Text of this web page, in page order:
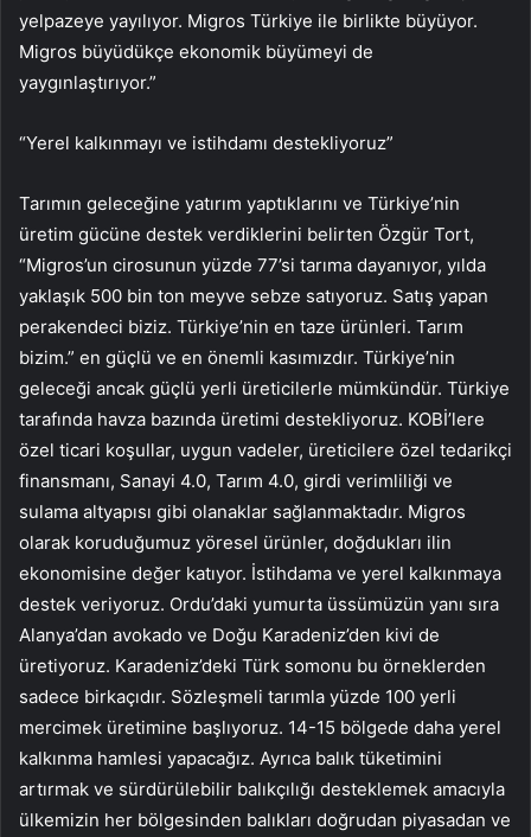
yelpazeye yayılıyor. Migros Türkiye ile birlikte büyüyor.
Migros büyüdükçe ekonomik büyümeyi de
yaygınlaştırıyor.”
“Yerel kalkınmayı ve istihdamı destekliyoruz”
Tarımın geleceğine yatırım yaptıklarını ve Türkiye’nin
üretim gücüne destek verdiklerini belirten Özgür Tort,
“Migros’un cirosunun yüzde 77’si tarıma dayanıyor, yılda
yaklaşık 500 bin ton meyve sebze satıyoruz. Satış yapan
perakendeci biziz. Türkiye’nin en taze ürünleri. Tarım
bizim.” en güçlü ve en önemli kasımızdır. Türkiye’nin
geleceği ancak güçlü yerli üreticilerle mümkündür. Türkiye
tarafında havza bazında üretimi destekliyoruz. KOBİ’lere
özel ticari koşullar, uygun vadeler, üreticilere özel tedarikçi
finansmanı, Sanayi 4.0, Tarım 4.0, girdi verimliliği ve
sulama altyapısı gibi olanaklar sağlanmaktadır. Migros
olarak koruduğumuz yöresel ürünler, doğdukları ilin
ekonomisine değer katıyor. İstihdama ve yerel kalkınmaya
destek veriyoruz. Ordu’daki yumurta üssümüzün yanı sıra
Alanya’dan avokado ve Doğu Karadeniz’den kivi de
üretiyoruz. Karadeniz’deki Türk somonu bu örneklerden
sadece birkaçıdır. Sözleşmeli tarımla yüzde 100 yerli
mercimek üretimine başlıyoruz. 14-15 bölgede daha yerel
kalkınma hamlesi yapacağız. Ayrıca balık tüketimini
artırmak ve sürdürülebilir balıkçılığı desteklemek amacıyla
ülkemizin her bölgesinden balıkları doğrudan piyasadan ve